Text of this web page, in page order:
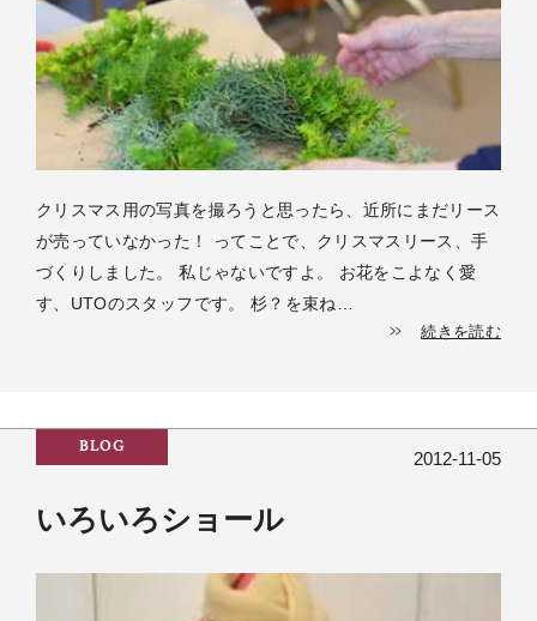
クリスマス用の写真を撮ろうと思ったら、近所にまだリース
が売っていなかった！ ってことで、クリスマスリース、手
づくりしました。 私じゃないですよ。 お花をこよなく愛
す、UTOのスタッフです。 杉？を束ね…
続きを読む
BLOG
2012-11-05
いろいろショール